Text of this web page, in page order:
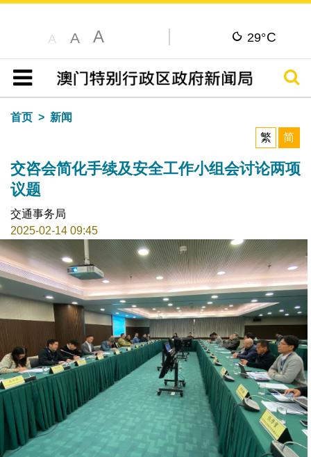
A A A 29°C
目录
搜寻
首页
新闻
繁
简
交咨会简化手续及安全工作小组会讨论两项
议题
交通事务局
2025-02-14 09:45